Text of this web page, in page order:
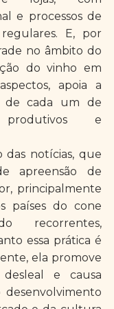
e processos de
regulares. E, por
no âmbito do
do vinho em
apoia a
de cada um de
e
das notícias, que
apreensão de
principalmente
países do cone
recorrentes,
essa prática é
ela promove
e causa